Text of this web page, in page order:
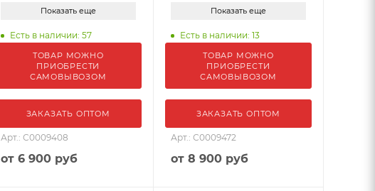
Показать еще
Есть в наличии: 57
ТОВАР МОЖНО
ПРИОБРЕСТИ
САМОВЫВОЗОМ
ЗАКАЗАТЬ ОПТОМ
Арт.: С0009408
от 6 900 руб
Показать еще
Есть в наличии: 13
ТОВАР МОЖНО
ПРИОБРЕСТИ
САМОВЫВОЗОМ
ЗАКАЗАТЬ ОПТОМ
Арт.: С0009472
от 8 900 руб